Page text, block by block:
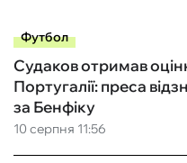
Футбол
10 серпня 11:56
Судаков отримав
Португалії: преса
за Бенфіку